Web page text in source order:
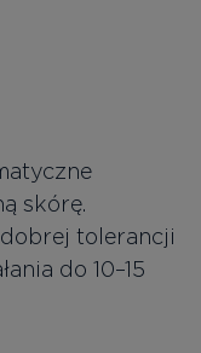
skórę.
tolerancji
do 10–15